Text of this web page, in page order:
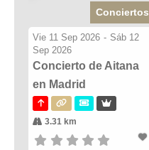
Conciertos
Vie 11 Sep 2026 - Sáb 12
Sep 2026
Concierto de Aitana
en Madrid
3.31 km